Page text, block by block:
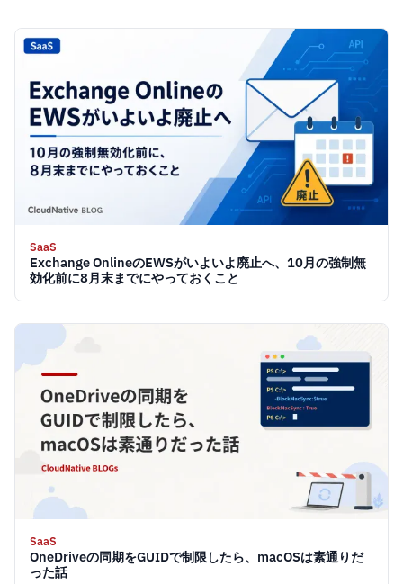
SaaS
Exchange OnlineのEWSがいよいよ廃止へ、10月の強制無
効化前に8月末までにやっておくこと
SaaS
OneDriveの同期をGUIDで制限したら、macOSは素通りだ
った話